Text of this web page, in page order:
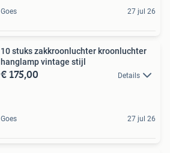
Goes 27 jul 26
10 stuks zakkroonluchter kroonluchter
hanglamp vintage stijl
€ 175,00 Details
Goes 27 jul 26